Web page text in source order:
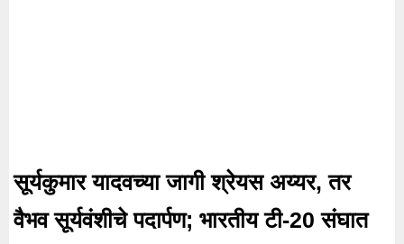
सूर्यकुमार यादवच्या जागी श्रेयस अय्यर, तर
वैभव सूर्यवंशीचे पदार्पण; भारतीय टी-20 संघात